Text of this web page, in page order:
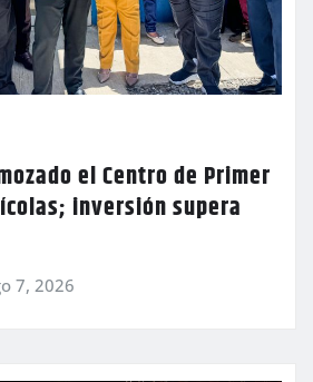
el Centro de Primer
inversión supera
7, 2026